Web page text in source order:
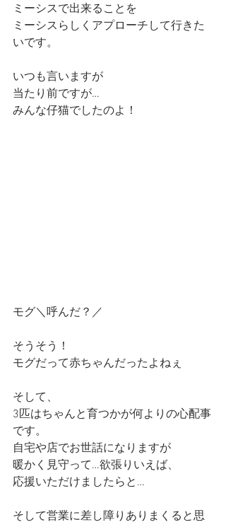
ミーシスで出来ることを
ミーシスらしくアプローチして行きた
いです。
いつも言いますが
当たり前ですが…
みんな仔猫でしたのよ！
モグ＼呼んだ？／
そうそう！
モグだって赤ちゃんだったよねぇ
そして、
3匹はちゃんと育つかが何よりの心配事
です。
自宅や店でお世話になりますが
暖かく見守って…欲張りいえば、
応援いただけましたらと…
そして営業に差し障りありまくると思